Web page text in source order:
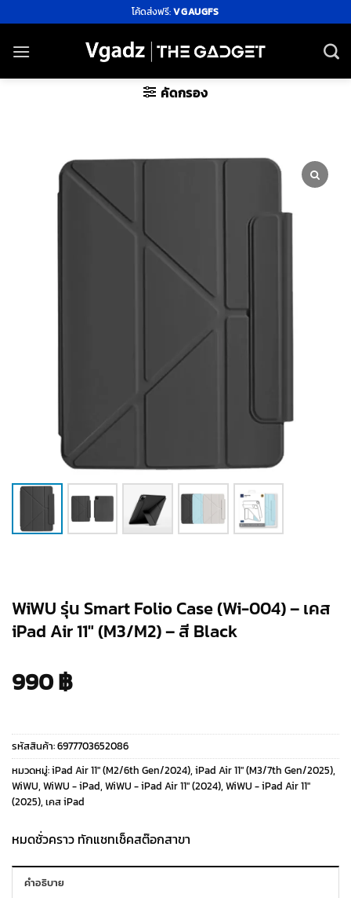
ไป
ยัง
โค้ดส่งฟรี:VGAUGFS
คัดกรอง
WiWU รุ่น Smart Folio Case (Wi-004) – เคส
iPad Air 11″ (M3/M2) – สี Black
990฿
รหัสสินค้า:6977703652086
หมวดหมู่:iPad Air 11" (M2/6th Gen/2024), iPad Air 11" (M3/7th Gen/2025),
WiWU, WiWU - iPad, WiWU - iPad Air 11" (2024), WiWU - iPad Air 11"
(2025), เคส iPad
หมดชั่วคราว ทักแชทเช็คสต๊อกสาขา
คำอธิบาย